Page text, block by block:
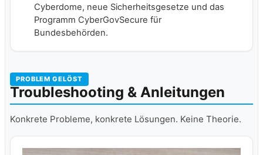
Cyberdome, neue Sicherheitsgesetze und das
Programm CyberGovSecure für
Bundesbehörden.
PROBLEM GELÖST
Troubleshooting & Anleitungen
Konkrete Probleme, konkrete Lösungen. Keine Theorie.